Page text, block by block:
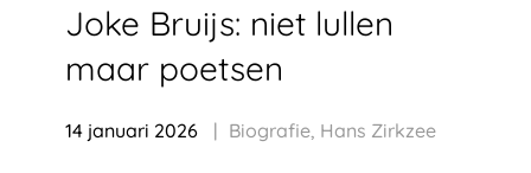
Joke Bruijs: niet lullen
maar poetsen
14 januari 2026 Biografie, Hans Zirkzee